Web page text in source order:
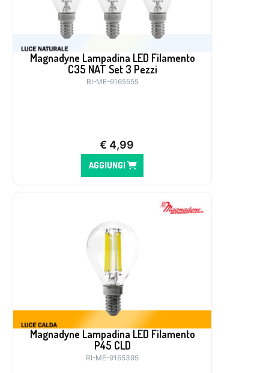
Magnadyne Lampadina LED Filamento
C35 NAT Set 3 Pezzi
RI-ME-9165555
€ 4,99
AGGIUNGI
Magnadyne Lampadina LED Filamento
P45 CLD
RI-ME-9165395